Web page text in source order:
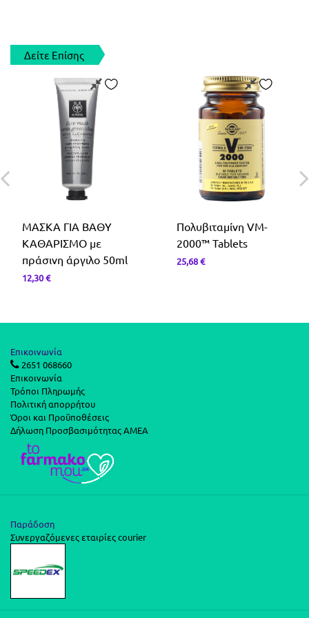
Δείτε Επίσης
ΜΑΣΚΑ ΓΙΑ ΒΑΘΥ
ΚΑΘΑΡΙΣΜΟ με
πράσινη άργιλο 50ml
12,30€
Πολυβιταμίνη VM-
2000™ Tablets
25,68€
Επικοινωνία
2651 068660
Επικοινωνία
Τρόποι Πληρωμής
Πολιτική απορρήτου
Όροι και Προϋποθέσεις
Δήλωση Προσβασιμότητας ΑΜΕΑ
Παράδοση
Συνεργαζόμενες εταιρίες courier
Χολίνη
Ασερόλα
Κράνμπερι
Φυτικές Ίνες